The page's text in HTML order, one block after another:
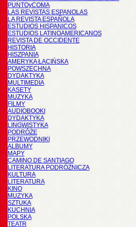
PUNTOyCOMA
LAS REVISTAS ESPANOLAS
LA REVISTA ESPAÑOLA
ESTUDIOS HISPANICOS
ESTUDIOS LATINOAMERICANOS
REVISTA DE OCCIDENTE
HISTORIA
HISZPANIA
AMERYKA ŁACIŃSKA
POWSZECHNA
DYDAKTYKA
MULTIMEDIA
KASETY
MUZYKA
FILMY
AUDIOBOOKI
DYDAKTYKA
LINGWISTYKA
PODRÓŻE
PRZEWODNIKI
ALBUMY
MAPY
CAMINO DE SANTIAGO
LITERATURA PODRÓŻNICZA
KULTURA
LITERATURA
KINO
MUZYKA
SZTUKA
KUCHNIA
POLSKA
TEATR